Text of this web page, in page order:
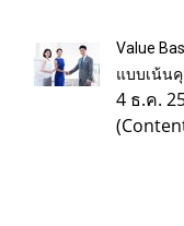
Value
แบบเน้น
4 ธ.ค.